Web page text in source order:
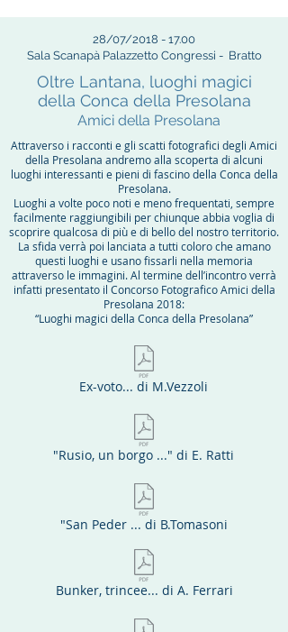
28/07/2018 - 17.00
Sala Scanapà Palazzetto Congressi - Bratto
Oltre Lantana, luoghi magici
della Conca della Presolana
Amici della Presolana
Attraverso i racconti e gli scatti fotografici degli Amici
della Presolana andremo alla scoperta di alcuni
luoghi interessanti e pieni di fascino della Conca della
Presolana.
Luoghi a volte poco noti e meno frequentati, sempre
facilmente raggiungibili per chiunque abbia voglia di
scoprire qualcosa di più e di bello del nostro territorio.
La sfida verrà poi lanciata a tutti coloro che amano
questi luoghi e usano fissarli nella memoria
attraverso le immagini. Al termine dell’incontro verrà
infatti presentato il Concorso Fotografico Amici della
Presolana 2018:
“Luoghi magici della Conca della Presolana”
Ex-voto... di M.Vezzoli
"Rusio, un borgo ..." di E. Ratti
"San Peder ... di B.Tomasoni
Bunker, trincee... di A. Ferrari